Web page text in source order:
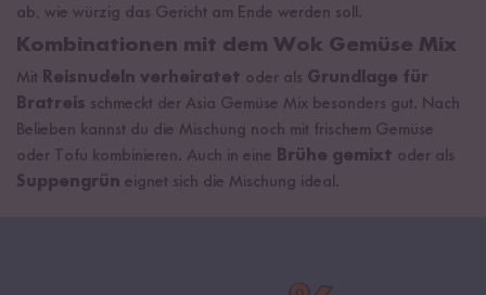
ab, wie würzig das Gericht am Ende werden soll.
Kombinationen mit dem Wok Gemüse Mix
Mit Reisnudeln verheiratet oder als Grundlage für
Bratreis schmeckt der Asia Gemüse Mix besonders gut. Nach
Belieben kannst du die Mischung noch mit frischem Gemüse
oder Tofu kombinieren. Auch in eine Brühe gemixt oder als
Suppengrün eignet sich die Mischung ideal.